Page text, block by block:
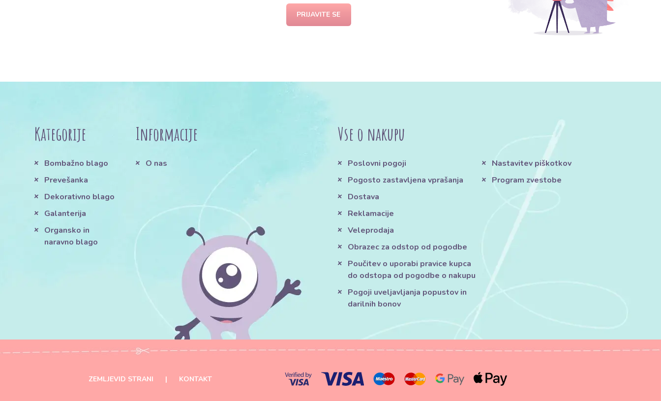
PRIJAVITE SE
Kategorije
Bombažno blago
Prevešanka
Dekorativno blago
Galanterija
Organsko in
naravno blago
Informacije
O nas
Vse o nakupu
Poslovni pogoji
Pogosto zastavljena vprašanja
Dostava
Reklamacije
Veleprodaja
Obrazec za odstop od pogodbe
Poučitev o uporabi pravice kupca
do odstopa od pogodbe o nakupu
Pogoji uveljavljanja popustov in
darilnih bonov
Nastavitev piškotkov
Program zvestobe
ZEMLJEVID STRANI | KONTAKT